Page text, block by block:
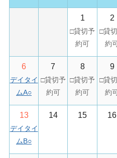
1 2
6
デイタイ
ムA○
7 8 9
13
デイタイ
ムB○
14 15 16